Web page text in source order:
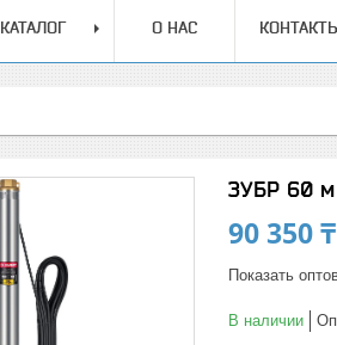
КАТАЛОГ О НАС
ЗУБР 60 м
90 350 ₸
Показать
В наличии